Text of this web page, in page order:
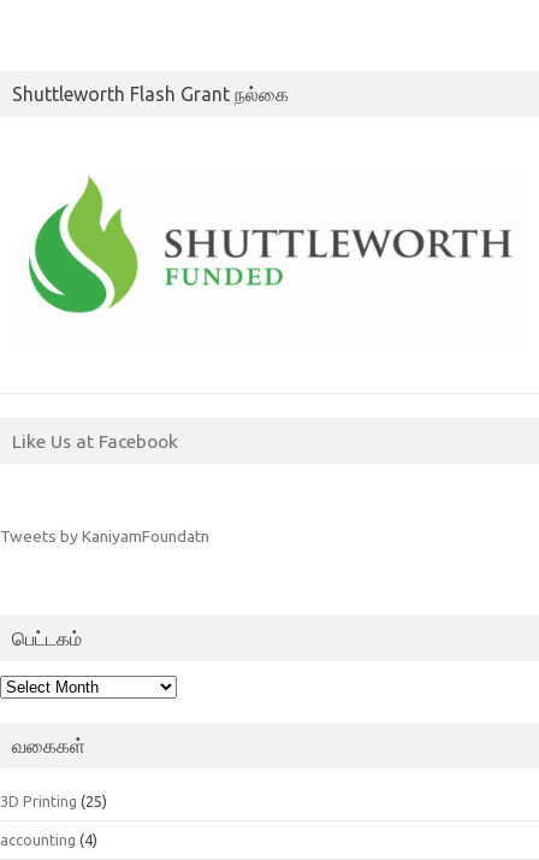
Shuttleworth Flash Grant நல்கை
Like Us at Facebook
Tweets by KaniyamFoundatn
பெட்டகம்
பெட்டகம்
வகைகள்
3D Printing (25)
accounting (4)